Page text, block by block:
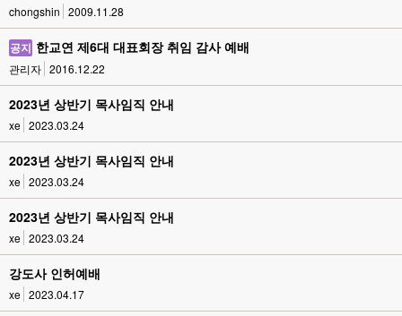
chongshin 2009.11.28
공지 한교연 제6대 대표회장 취임 감사 예배
관리자 2016.12.22
2023년 상반기 목사임직 안내
xe 2023.03.24
2023년 상반기 목사임직 안내
xe 2023.03.24
2023년 상반기 목사임직 안내
xe 2023.03.24
강도사 인허예배
xe 2023.04.17